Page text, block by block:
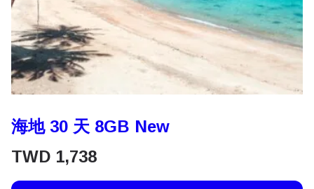
海地 30 天 8GB New
TWD 1,738